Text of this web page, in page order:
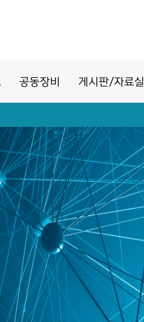
공동장비 게시판/자료실